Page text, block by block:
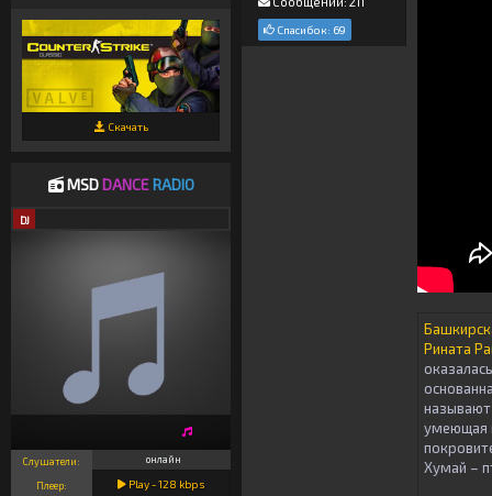
Скачать
MSDDANCE RADIO
DJ
Слушатели: онлайн
Плеер: Play -128 kbps
Спасибок: 69
Рината
умеющая
Хумай –